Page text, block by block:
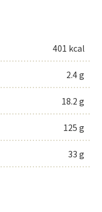
401 kcal
2.4 g
18.2 g
125 g
33 g